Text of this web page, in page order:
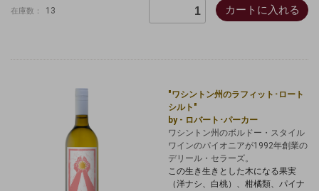
在庫数： 13 カートに入れる
"ワシントン州のラフィット･ロート
シルト"
by - ロバート･パーカー
ワシントン州のボルドー・スタイル
ワインのパイオニアが1992年創業の
デリール・セラーズ。
この生き生きとした木になる果実
（洋ナシ、白桃）、柑橘類、パイナ